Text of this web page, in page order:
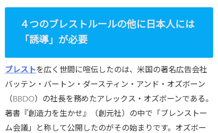
４つのブレストルールの他に日本人には
「誘導」が必要
ブレストを広く世間に喧伝したのは、米国の著名広告会社
バッテン・バートン・ダースティン・アンド・オズボーン
（BBDO）の社長を務めたアレックス・オズボーンである。
著書『創造力を生かせ』（創元社）の中で「ブレンストー
ム会議」と称して公開したのがその始まりです。オズボー